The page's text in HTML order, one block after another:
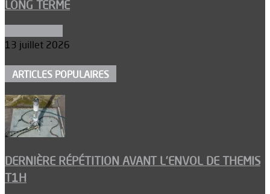
LONG TERME
13 juillet 2026
ARTICLES POPULAIRES
DERNIÈRE RÉPÉTITION AVANT L’ENVOL DE THEMIS
T1H